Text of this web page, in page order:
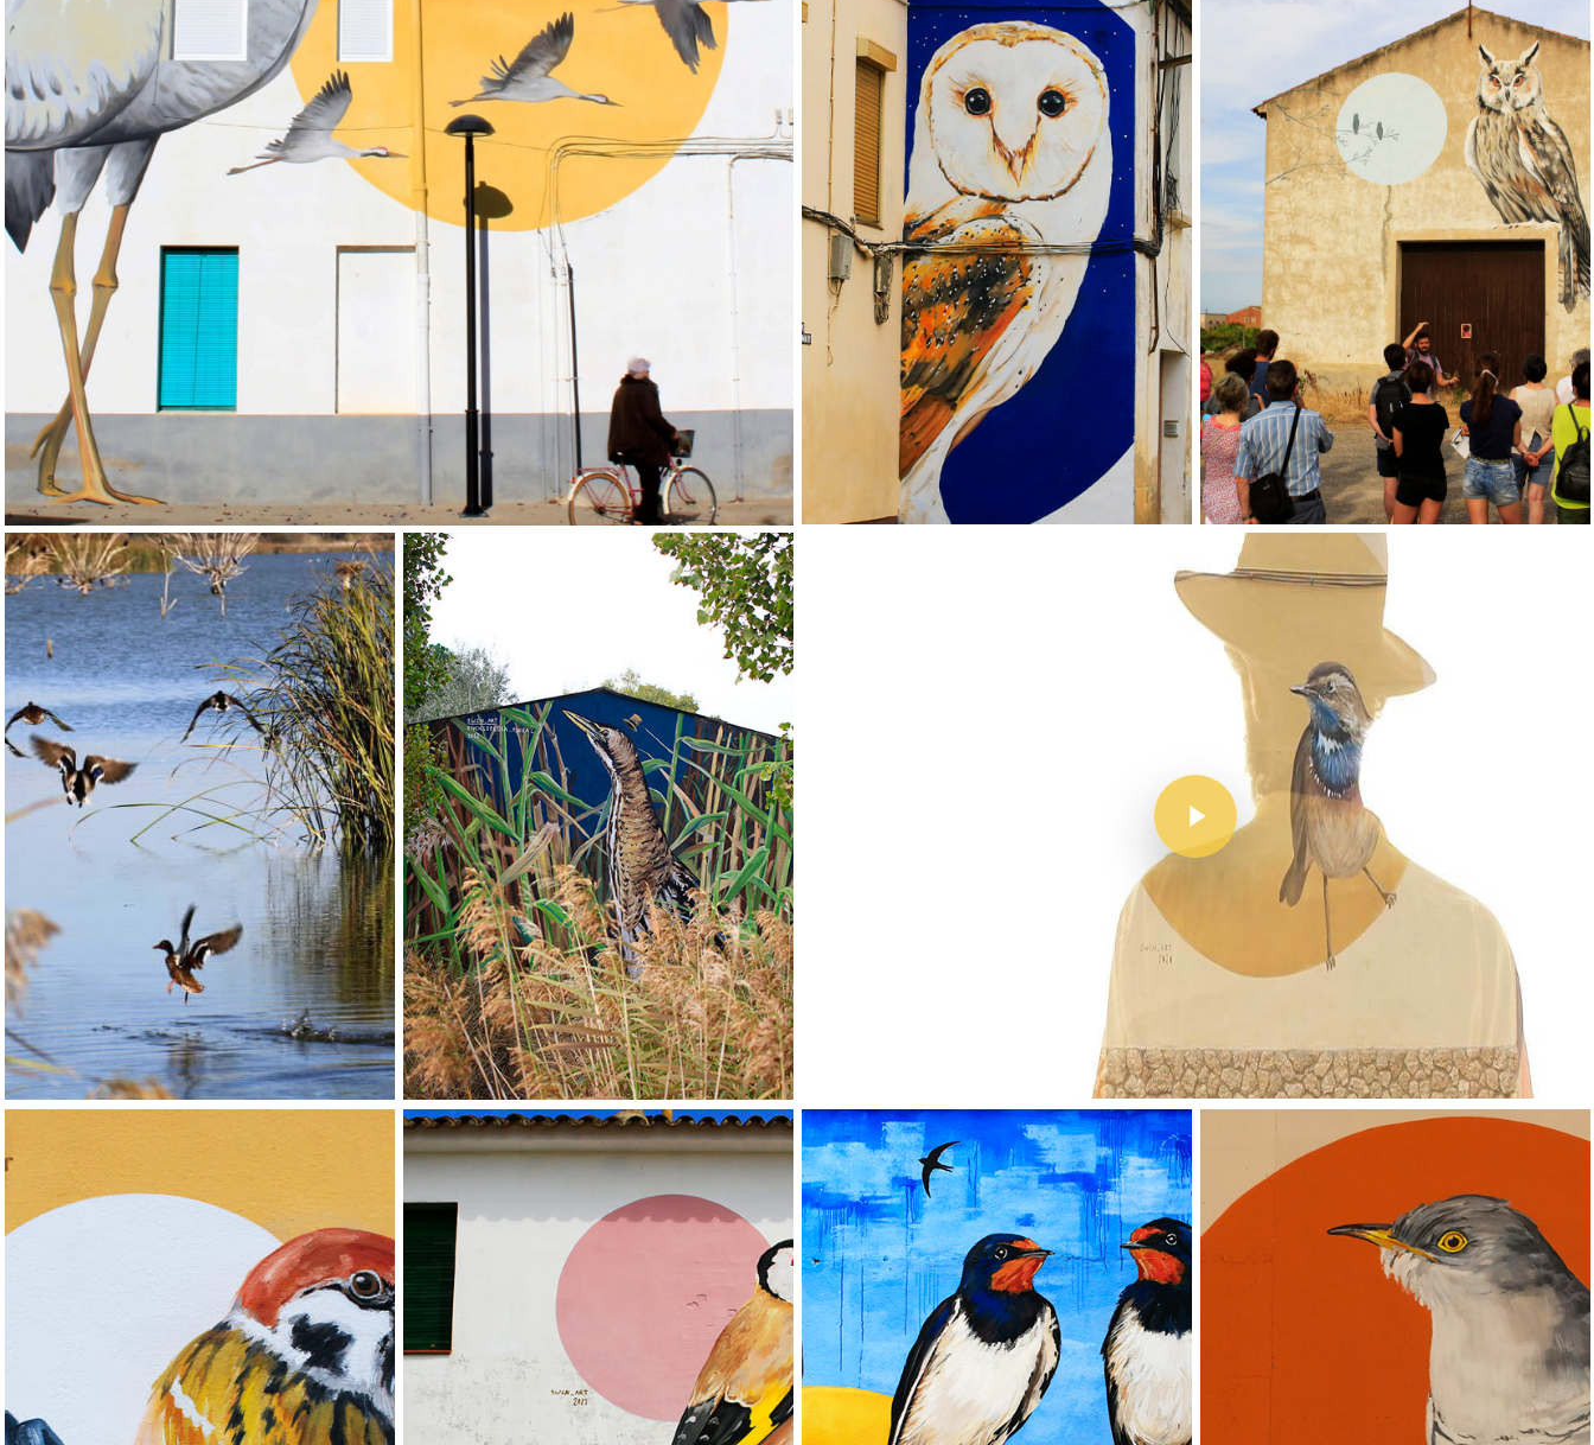
Murals
El Projecte
L’artista
El Procés
Ivars D’Urgell
Vallverd
ENG
Pg. Felip Rodés, 11, 25260 Ivars d'Urgell, Lleida